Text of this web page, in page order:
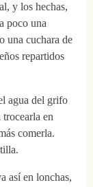
y los hechas,
poco una
una cuchara de
repartidos
agua del grifo
en
comerla.
así en lonchas,